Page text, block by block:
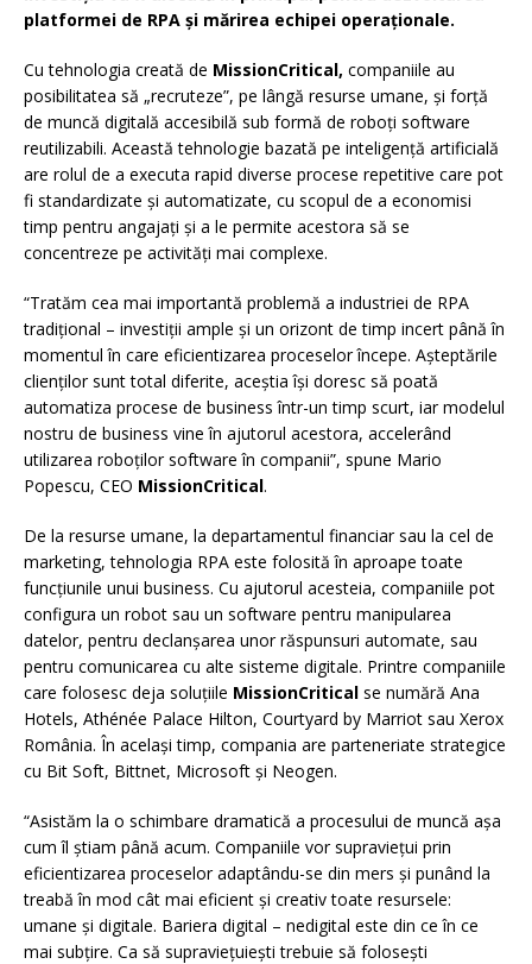
platformei de RPA şi mărirea echipei operaţionale.
Cu tehnologia creată de MissionCritical, companiile au
posibilitatea să „recruteze”, pe lângă resurse umane, și forță
de muncă digitală accesibilă sub formă de roboți software
reutilizabili. Această tehnologie bazată pe inteligență artificială
are rolul de a executa rapid diverse procese repetitive care pot
fi standardizate și automatizate, cu scopul de a economisi
timp pentru angajați și a le permite acestora să se
concentreze pe activități mai complexe.
“Tratăm cea mai importantă problemă a industriei de RPA
tradițional – investiții ample și un orizont de timp incert până în
momentul în care eficientizarea proceselor începe. Așteptările
clienților sunt total diferite, aceștia își doresc să poată
automatiza procese de business într-un timp scurt, iar modelul
nostru de business vine în ajutorul acestora, accelerând
utilizarea roboților software în companii”, spune Mario
Popescu, CEO MissionCritical.
De la resurse umane, la departamentul financiar sau la cel de
marketing, tehnologia RPA este folosită în aproape toate
funcțiunile unui business. Cu ajutorul acesteia, companiile pot
configura un robot sau un software pentru manipularea
datelor, pentru declanșarea unor răspunsuri automate, sau
pentru comunicarea cu alte sisteme digitale. Printre companiile
care folosesc deja soluțiile MissionCritical se numără Ana
Hotels, Athénée Palace Hilton, Courtyard by Marriot sau Xerox
România. În același timp, compania are parteneriate strategice
cu Bit Soft, Bittnet, Microsoft și Neogen.
“Asistăm la o schimbare dramatică a procesului de muncă așa
cum îl știam până acum. Companiile vor supraviețui prin
eficientizarea proceselor adaptându-se din mers și punând la
treabă în mod cât mai eficient și creativ toate resursele:
umane și digitale. Bariera digital – nedigital este din ce în ce
mai subţire. Ca să supravieţuieşti trebuie să foloseşti